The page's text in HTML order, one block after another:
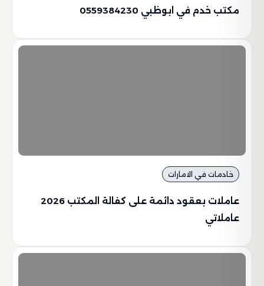
مكتب خدم في ابوظبي 0559384230
خادمات في الامارات
عاملات بعقود دائمة على كفالة المكتب 2026
عاملاتي